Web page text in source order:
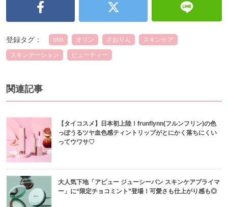
登録タグ： orin オリン さおりん スキンケア
スキンデーション ビューティー
関連記事
【タイコスメ】日本初上陸！frunflynn(フルンフリン)の色
っぽうるツヤ血色感ティントリップがとにかく落ちにくい
ってウワサ♡
大人気下地「アピュー ジューシーパン スキンケアプライマ
ー」に“限定チョコミント”登場！可愛さも仕上がり感も◎